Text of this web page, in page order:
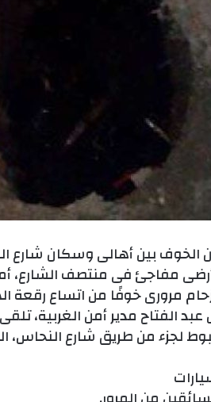
بين أهالى وسكان شارع
مفاجئ فى منتصف الشارع،
مرورى خوفًا من اتساع رقعة
عبد الفتاح مدير أمن الغربية،
لجزء من طريق شارع النحاس،